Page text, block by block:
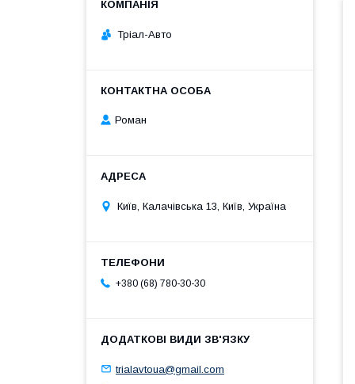
Тріал-Авто
Роман
Київ, Калачівська 13, Київ, Україна
+380 (68) 780-30-30
trialavtoua@gmail.com